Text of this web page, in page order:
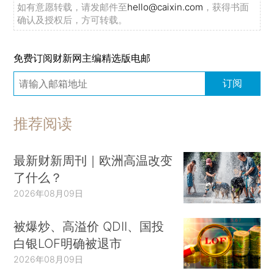
如有意愿转载，请发邮件至hello@caixin.com ，获得书面
确认及授权后，方可转载。
免费订阅财新网主编精选版电邮
订阅
推荐阅读
最新财新周刊｜欧洲高温改变
了什么？
2026年08月09日
被爆炒、高溢价 QDII、国投
白银LOF明确被退市
2026年08月09日